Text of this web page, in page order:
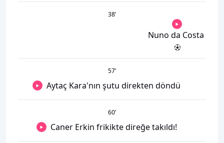
38’
Nuno da Costa
57’
Aytaç Kara'nın şutu direkten döndü
60’
Caner Erkin frikikte direğe takıldı!